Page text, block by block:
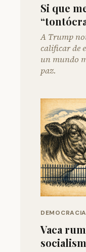
Si que
A Trump
calificar de
un mundo
paz.
DEMOCRACIA
Vaca